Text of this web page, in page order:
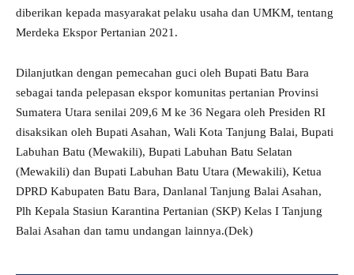
diberikan kepada masyarakat pelaku usaha dan UMKM, tentang
Merdeka Ekspor Pertanian 2021.
Dilanjutkan dengan pemecahan guci oleh Bupati Batu Bara
sebagai tanda pelepasan ekspor komunitas pertanian Provinsi
Sumatera Utara senilai 209,6 M ke 36 Negara oleh Presiden RI
disaksikan oleh Bupati Asahan, Wali Kota Tanjung Balai, Bupati
Labuhan Batu (Mewakili), Bupati Labuhan Batu Selatan
(Mewakili) dan Bupati Labuhan Batu Utara (Mewakili), Ketua
DPRD Kabupaten Batu Bara, Danlanal Tanjung Balai Asahan,
Plh Kepala Stasiun Karantina Pertanian (SKP) Kelas I Tanjung
Balai Asahan dan tamu undangan lainnya.(Dek)